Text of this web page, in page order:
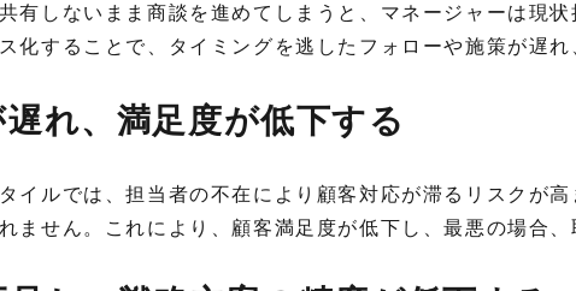
有しないまま商談を進めてしまうと、マネージャーは現
化することで、タイミングを逃したフォローや施策が遅
れ、満足度が低下する
イルでは、担当者の不在により顧客対応が滞るリスクが
ません。これにより、顧客満足度が低下し、最悪の場合